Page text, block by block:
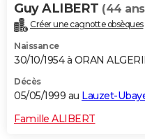
Guy ALIBERT (44
Créer une cagnotte obsèques
Naissance
30/10/1954 à ORAN
Décès
05/05/1999 au Lauzet-
Famille ALIBERT